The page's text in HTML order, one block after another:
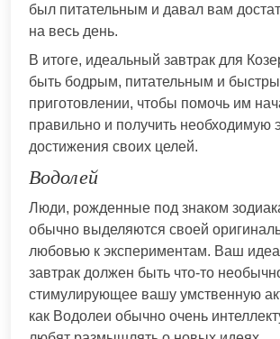
был питательным и давал вам
на весь день.
В итоге, идеальный завтрак для
быть бодрым, питательным и
приготовлении, чтобы помочь им
правильно и получить необходимую
достижения своих целей.
Водолей
Люди, рожденные под знаком
обычно выделяются своей
любовью к экспериментам. Ваш
завтрак должен быть что-то
стимулирующее вашу умственную
как Водолеи обычно очень